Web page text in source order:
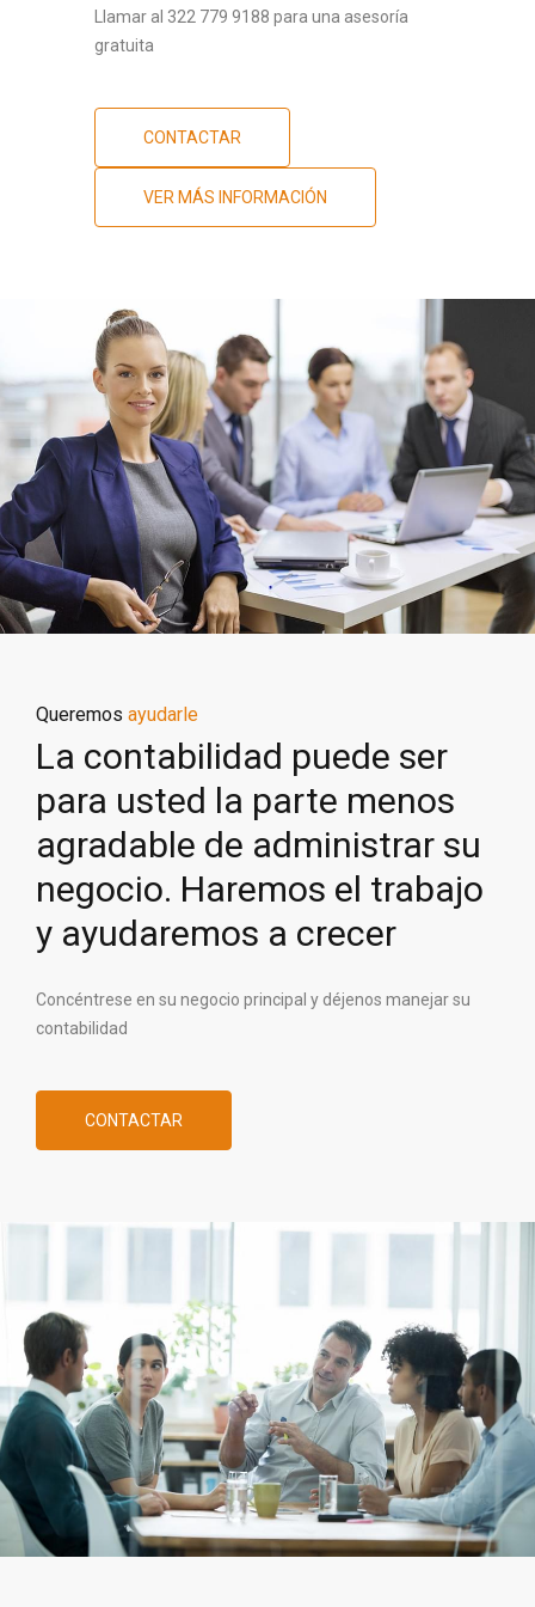
Llamar al 322 779 9188 para una asesoría
gratuita
CONTACTAR
VER MÁS INFORMACIÓN
Queremos ayudarle
La contabilidad puede ser
para usted la parte menos
agradable de administrar su
negocio. Haremos el trabajo
y ayudaremos a crecer
Concéntrese en su negocio principal y déjenos manejar su
contabilidad
CONTACTAR